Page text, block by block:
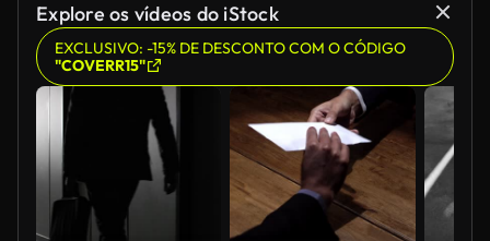
Explore os vídeos do iStock
EXCLUSIVO: -15% DE DESCONTO COM O CÓDIGO
"COVERR15"